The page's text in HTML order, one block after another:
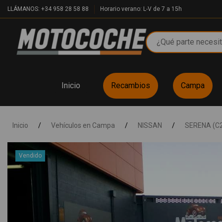
LLÁMANOS: +34 958 28 58 88 Horario verano: L-V de 7 a 15h
Inicio Recambios Campa
Inicio / Vehículos en Campa / NISSAN / SERENA
Vendido